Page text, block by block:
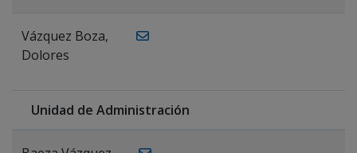
Vázquez Boza,
Dolores
Unidad de Administración